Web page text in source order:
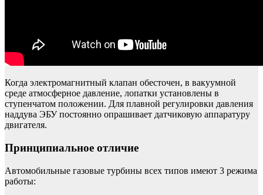
Когда электромагнитный клапан обесточен, в вакуумной
среде атмосферное давление, лопатки установлены в
ступенчатом положении. Для плавной регулировки давления
наддува ЭБУ постоянно опрашивает датчиковую аппаратуру
двигателя.
Принципиальное отличие
Автомобильные газовые турбины всех типов имеют 3 режима
работы: